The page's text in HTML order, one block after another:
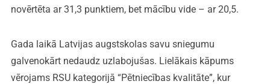
novērtēta ar 31,3 punktiem, bet mācību vide – ar 20,5.
Gada laikā Latvijas augstskolas savu sniegumu
galvenokārt nedaudz uzlabojušas. Lielākais kāpums
vērojams RSU kategorijā “Pētniecības kvalitāte”, kur